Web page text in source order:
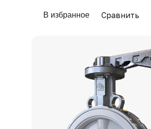
В избранное Сравнить